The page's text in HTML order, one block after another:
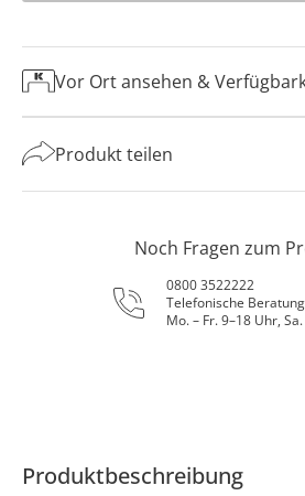
Vor Ort ansehen &
Produkt teilen
Noch Fragen zum
0800 3522222
Telefonische
Mo. – Fr. 9–18 Uhr,
Produktbeschreibung